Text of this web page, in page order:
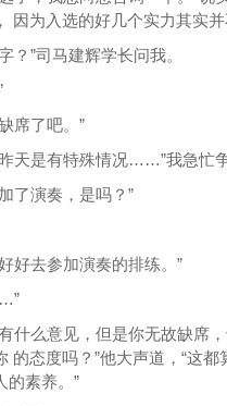
因为入选的好几个实力其实并
？”司马建辉学长问我。
席了吧。”
天是有特殊情况……”我急忙争
了演奏，是吗？”
好去参加演奏的排练。”
什么意见，但是你无故缺席
的态度吗？”他大声道，“这
的素养。”